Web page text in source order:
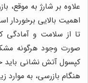
علاوه بر شارژ به موقع،
اهمیت بالایی
تا از سلامت و آمادگی
صورت وجود هرگونه
کپسول آتش نشانی باید
هنگام بازرسی، به موارد